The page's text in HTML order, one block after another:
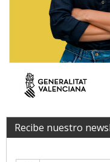
Recibe nuestro